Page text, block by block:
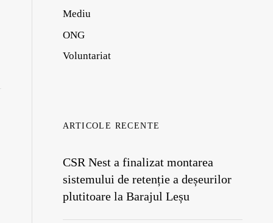
Mediu
ONG
Voluntariat
ARTICOLE RECENTE
CSR Nest a finalizat montarea
sistemului de retenție a deșeurilor
plutitoare la Barajul Leșu